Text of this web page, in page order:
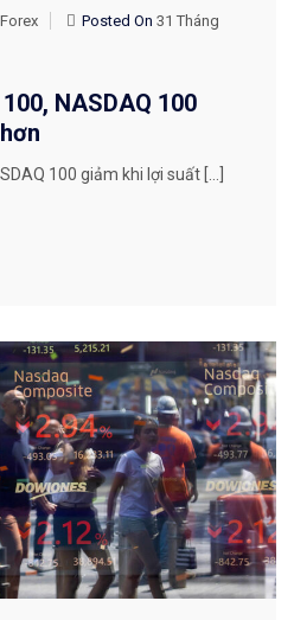
Posted On 31 Tháng
NASDAQ 100
100 giảm​ khi lợi suất […]